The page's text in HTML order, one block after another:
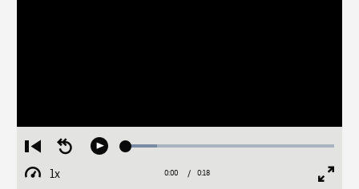
Restart
from
beginning
Seek
Play Loaded:
1x
Playback
Current
0:00 / Duration
0:18